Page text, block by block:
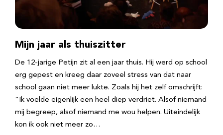
Mijn jaar als thuiszitter
De 12-jarige Petijn zit al een jaar thuis. Hij werd op school
erg gepest en kreeg daar zoveel stress van dat naar
school gaan niet meer lukte. Zoals hij het zelf omschrijft:
“Ik voelde eigenlijk een heel diep verdriet. Alsof niemand
mij begreep, alsof niemand me wou helpen. Uiteindelijk
kon ik ook niet meer zo…